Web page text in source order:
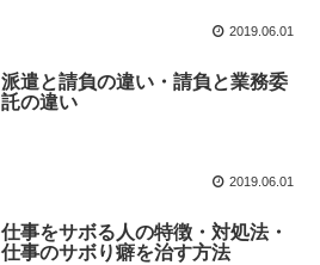
2019.06.01
派遣と請負の違い・請負と業務委
託の違い
2019.06.01
仕事をサボる人の特徴・対処法・
仕事のサボり癖を治す方法